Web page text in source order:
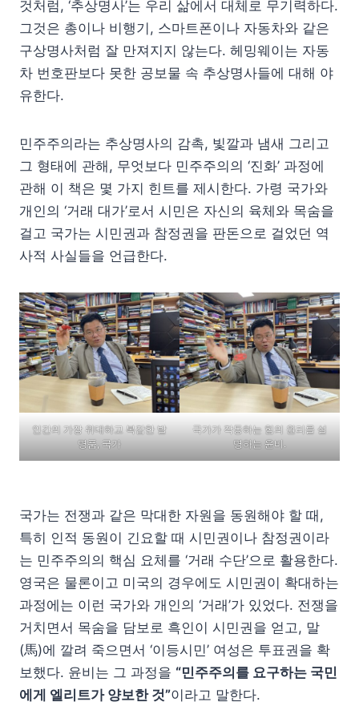
것처럼, ‘추상명사’는 우리 삶에서 대체로 무기력하다.
그것은 총이나 비행기, 스마트폰이나 자동차와 같은
구상명사처럼 잘 만져지지 않는다. 헤밍웨이는 자동
차 번호판보다 못한 공보물 속 추상명사들에 대해 야
유한다.
민주주의라는 추상명사의 감촉, 빛깔과 냄새 그리고
그 형태에 관해, 무엇보다 민주주의의 ‘진화’ 과정에
관해 이 책은 몇 가지 힌트를 제시한다. 가령 국가와
개인의 ‘거래 대가’로서 시민은 자신의 육체와 목숨을
걸고 국가는 시민권과 참정권을 판돈으로 걸었던 역
사적 사실들을 언급한다.
인간의 가장 위대하고 복잡한 발
명품, 국가
국가가 작동하는 힘의 원리를 설
명하는 윤비.
국가는 전쟁과 같은 막대한 자원을 동원해야 할 때,
특히 인적 동원이 긴요할 때 시민권이나 참정권이라
는 민주주의의 핵심 요체를 ‘거래 수단’으로 활용한다.
영국은 물론이고 미국의 경우에도 시민권이 확대하는
과정에는 이런 국가와 개인의 ‘거래’가 있었다. 전쟁을
거치면서 목숨을 담보로 흑인이 시민권을 얻고, 말
(馬)에 깔려 죽으면서 ‘이등시민’ 여성은 투표권을 확
보했다. 윤비는 그 과정을 “민주주의를 요구하는 국민
에게 엘리트가 양보한 것”이라고 말한다.